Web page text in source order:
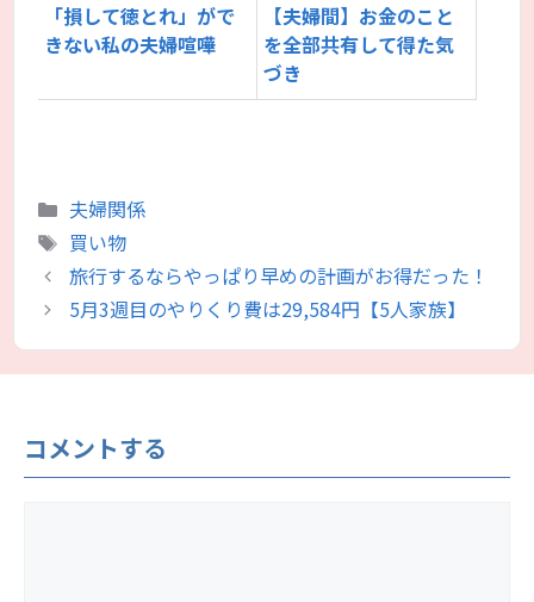
「損して徳とれ」がで
きない私の夫婦喧嘩
【夫婦間】お金のこと
を全部共有して得た気
づき
カ
テ
ゴ
リ
ー
夫婦関係
タ
グ
買い物
旅行するならやっぱり早めの計画がお得だった！
5月3週目のやりくり費は29,584円【5人家族】
コメントする